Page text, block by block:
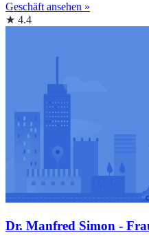
Geschäft ansehen »
★ 4.4
Dr. Manfred Simon -